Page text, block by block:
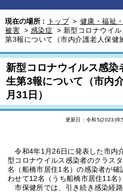
現在の場所 : トップ > 健康・福祉
被害 > 感染症 > 新型コロナウイ
第3報について（市内介護老人保健
新型コロナウイルス感染
生第3報について（市内
月31日）
更新日：令和5(2023)年
令和4年1月26日に発表した市内
型コロナウイルス感染者のクラス
名（船橋市居住1名）の感染者が
わせて12名（うち船橋市居住11名
市保健所では、引き続き感染経